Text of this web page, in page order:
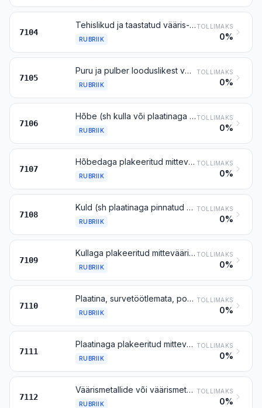
7104
Tehislikud ja taastatud vääris- ning poolvääriskivid, töödeldud või töötlemata, sorteeritud või sorteerimata, nöörile lükkimata, raamistamata ja kinnitamata; sorteerimata tehislikud ja taastatud vääris- ning poolvääriskivid, transpordi hõlbustamiseks ajutiselt nöörile lükitud
RUBRIIK
TOLLIMAKS
0%
7105
Puru ja pulber looduslikest või tehislikest vääris- või poolvääriskividest
RUBRIIK
TOLLIMAKS
0%
7106
Hõbe (sh kulla või plaatinaga pinnatud hõbe), survetöötlemata, pooltöödeldud või pulbrina
RUBRIIK
TOLLIMAKS
0%
7107
Hõbedaga plakeeritud mitteväärismetallid, töötlemata või pooltöödeldud
RUBRIIK
TOLLIMAKS
0%
7108
Kuld (sh plaatinaga pinnatud kuld), survetöötlemata, pooltöödeldud või pulbrina
RUBRIIK
TOLLIMAKS
0%
7109
Kullaga plakeeritud mitteväärismetallid ning hõbe, töötlemata või pooltöödeldud
RUBRIIK
TOLLIMAKS
0%
7110
Plaatina, survetöötlemata, pooltöödeldud või pulbrina
RUBRIIK
TOLLIMAKS
0%
7111
Plaatinaga plakeeritud mitteväärismetallid, hõbe ja kuld, töötlemata või pooltöödeldud
RUBRIIK
TOLLIMAKS
0%
7112
Väärismetallide või väärismetalliga plakeeritud metallide jäätmed ja jäägid; muud väärismetalle või väärismetalliühendeid sisaldavad jäätmed ja jäägid, mida kasutatakse peamiselt neist väärismetallide eraldamiseks, v.a rubriigi 8549 kaubad
RUBRIIK
TOLLIMAKS
0%